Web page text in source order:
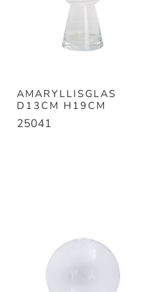
AMARYLLISGLAS
D13CM H19CM
25041